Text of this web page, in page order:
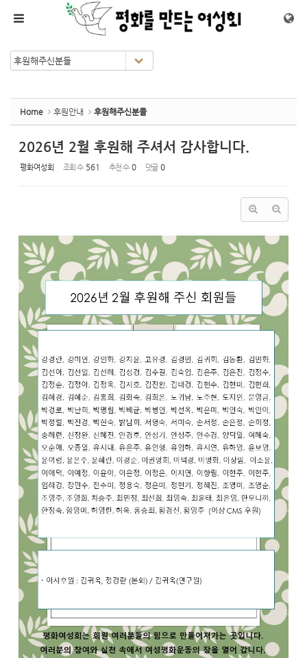
Home 후원안내 후원해주신분들
2026년 2월 후원해 주셔서 감사합니다.
평화여성회 조회 수 561 추천 수 0 댓글 0